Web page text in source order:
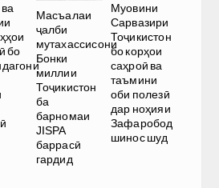
бо
Масъалаи
ҷалби
мутахассисони
Бонки
миллии
Тоҷикистон
ба
барномаи
JISPA
баррасӣ
гардид
Муовини
Сарвазири
Тоҷикистон
бо корҳои
саҳроӣ ва
таъмини
оби полезӣ
дар ноҳияи
Зафаробод
шинос шуд